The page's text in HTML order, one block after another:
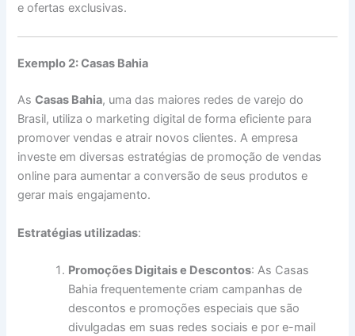
e ofertas exclusivas.
Exemplo 2: Casas Bahia
AsCasas Bahia, uma das maiores redes de varejo do
Brasil, utiliza o marketing digital de forma eficiente para
promover vendas e atrair novos clientes. A empresa
investe em diversas estratégias de promoção de vendas
online para aumentar a conversão de seus produtos e
gerar mais engajamento.
Estratégias utilizadas:
Promoções Digitais e Descontos: As Casas
Bahia frequentemente criam campanhas de
descontos e promoções especiais que são
divulgadas em suas redes sociais e por e-mail